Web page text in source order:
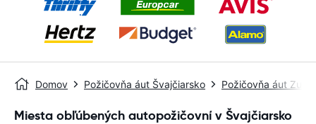
Domov Požičovňa áut Švajčiarsko Požičovňa áut
Miesta obľúbených autopožičovní v Švajčiarsko